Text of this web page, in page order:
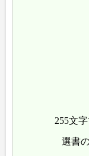
255文
選書